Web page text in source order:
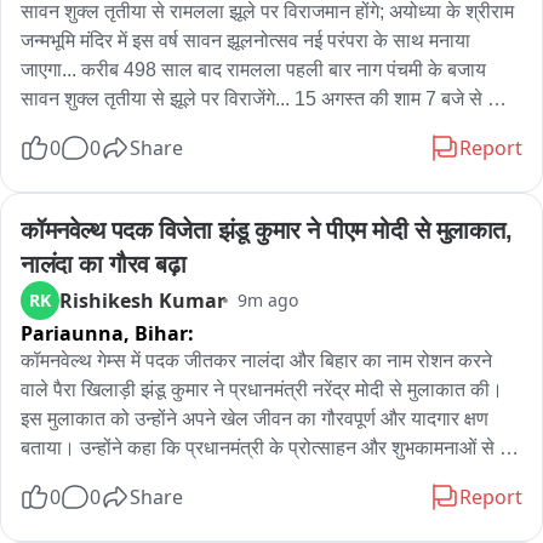
सावन शुक्ल तृतीया से रामलला झूले पर विराजमान होंगे; अयोध्या के श्रीराम
जन्मभूमि मंदिर में इस वर्ष सावन झूलनोत्सव नई परंपरा के साथ मनाया
जाएगा... करीब 498 साल बाद रामलला पहली बार नाग पंचमी के बजाय
सावन शुक्ल तृतीया से झूले पर विराजेंगे... 15 अगस्त की शाम 7 बजे से
मंदिर में अब तक के सबसे भव्य आयोजनों में शामिल होगा... पहली बार
है... जिससे देश-दुनिया के श्रद्धालु इस आयोजन के साक्षी बन सकेंगे... सावन
में रामलला के दर्शन के लिए अयोध्या में श्रद्धालुओं की भीड़ लगातार बढ़ रही
है... पिछले तीन दिनों में करीब 3 लाख श्रद्धालु रामलला के दर्शन कर चुके
हैं... 7 अगस्त को करीब 91 हजार, 8 अगस्त को करीब 1.15 लाख और 9
अगस्त की शाम 7 बजे तक लगभग 97 हजार श्रद्धालुओं ने रामलला के दर्शन
किए... राम मंदिर की धार्मिक व्यवस्था को और व्यवस्थित करने के लिए
आचार्य इंद्रदेव मिश्र को धार्मिक अनुष्ठानों का व्यवस्थापक नियुक्त किया
गया है... धार्मיקל समिति ने मंदिर परिसर के सभी 18 मंदिरों की पूजा व्यवस्था
का भी निरीक्षण किया... समिति ने पुजारियों की संख्या, पूजा-अनुष्ठानों और
अनुसार वर्ष 1528 में बाबर के सेनापति मीर बाकी द्वारा राम जन्मभूमि स्थित
0 0 Share Report
कॉमनवेल्थ पदक विजेता झंडू कुमार ने पीएम मोदी से मुलाकात,
नालंदा का गौरव बढ़ा
RK Rishikesh Kumar 9m ago
Pariaunna, Bihar:
कॉमनवेल्थ गेम्स में पदक जीतकर नालंदा और बिहार का नाम रोशन करने
वाले पैरा खिलाड़ी झंडू कुमार ने प्रधानमंत्री नरेंद्र मोदी से मुलाकात की।
इस मुलाकात को उन्होंने अपने खेल जीवन का गौरवपूर्ण और यादगार क्षण
बताया। उन्होंने कहा कि प्रधानमंत्री के प्रोत्साहन और शुभकामनाओं से
मिली है। झंडू कुमार की खेल यात्रा 2019 में नालंदा पैरा स्पोर्ट्स
0 0 Share Report